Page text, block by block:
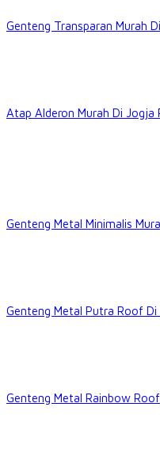
Genteng Transparan Murah
Atap Alderon Murah Di Jogja
Genteng Metal Minimalis
Genteng Metal Putra Roof
Genteng Metal Rainbow Roof